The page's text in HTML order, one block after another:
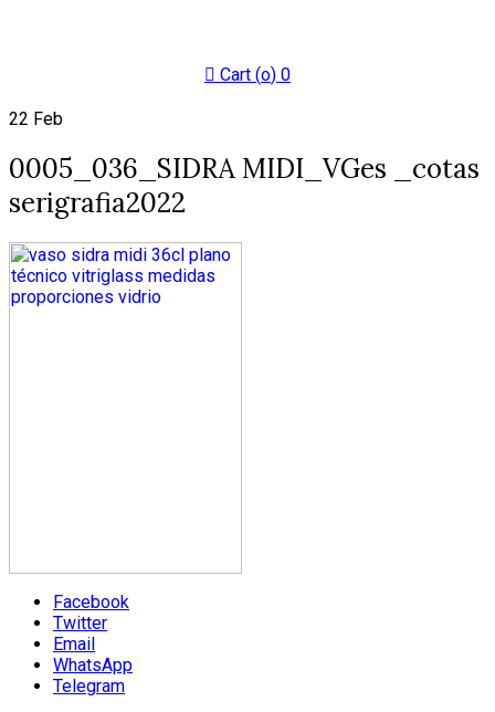
Cart (o) 0
22 Feb
0005_036_SIDRA MIDI_VGes _cotas
serigrafia2022
Facebook
Twitter
Email
WhatsApp
Telegram